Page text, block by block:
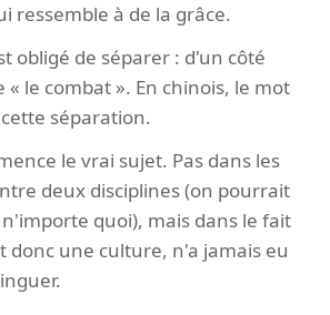
ressemble à de la grâce.
obligé de séparer : d'un côté
« le combat ». En chinois, le mot
séparation.
le vrai sujet. Pas dans les
deux disciplines (on pourrait
quoi), mais dans le fait
donc une culture, n'a jamais eu